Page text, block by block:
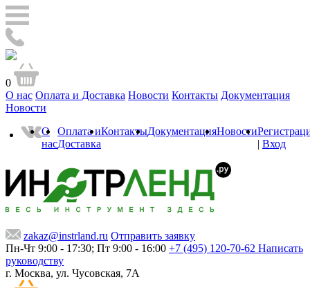
0
О нас Оплата и Доставка Новости Контакты Документация
Новости
О
нас
Оплата и
Доставка
КонтактыДокументацияНовости
| Вход
zakaz@instrland.ru Отправить заявку
Пн-Чт 9:00 - 17:30; Пт 9:00 - 16:00 +7 (495) 120-70-62 Написать
руководству
г. Москва, ул. Чусовская, 7А